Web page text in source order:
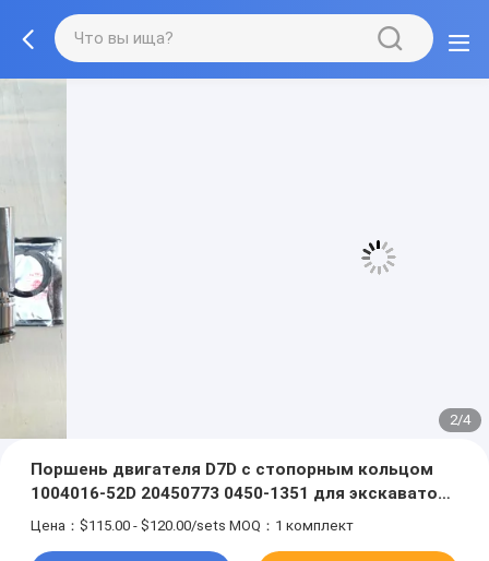
3/4
Поршень двигателя D7D с стопорным кольцом
1004016-52D 20450773 0450-1351 для экскаватора
EC290B
Цена：$115.00 - $120.00/sets MOQ：1 комплект